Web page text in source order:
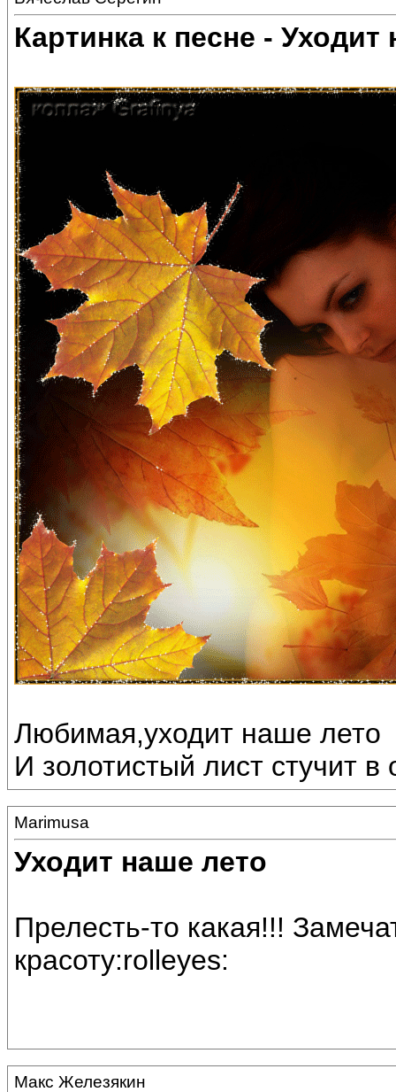
Картинка к песне - Уходит
Любимая,уходит наше лето
И золотистый лист стучит в
Marimusa
Уходит наше лето
Прелесть-то какая!!!
красоту:rolleyes:
Макс Железякин